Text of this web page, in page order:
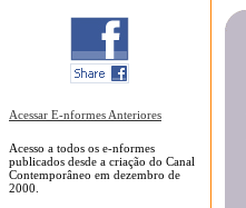
Acessar E-nformes Anteriores
Acesso a todos os e-nformes
publicados desde a criação do Canal
Contemporâneo em dezembro de
2000.